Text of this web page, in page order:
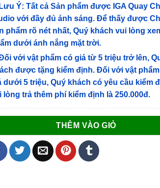
Lưu Ý: Tất cả Sản phẩm được IGA Quay
với đầy đủ ánh sáng. Để thấy được
phẩm rõ nét nhất, Quý khách vui lòng
dưới ánh nắng mặt trời.
với vật phẩm có giá từ 5 triệu trở lên,
được tặng kiểm định. Đối với vật
dưới 5 triệu, Quý khách có yêu cầu kiểm
lòng trả thêm phí kiểm định là 250.000đ.
THÊM VÀO GIỎ